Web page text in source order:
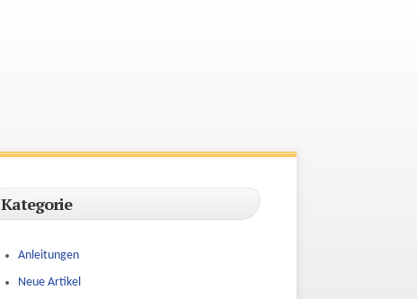
Kategorie
Anleitungen
Neue Artikel